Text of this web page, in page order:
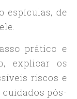
prático e
explicar os
riscos e
pós-